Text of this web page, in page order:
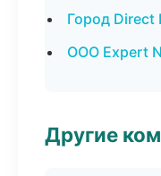
Город Direct
ООО Expert
Другие